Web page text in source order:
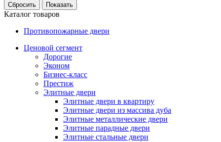
Каталог товаров
Противопожарные двери
Ценовой сегмент
Дорогие
Эконом
Бизнес-класс
Престиж
Элитные двери
Элитные двери в квартиру
Элитные двери из массива дуба
Элитные металлические двери
Элитные парадные двери
Элитные стальные двери